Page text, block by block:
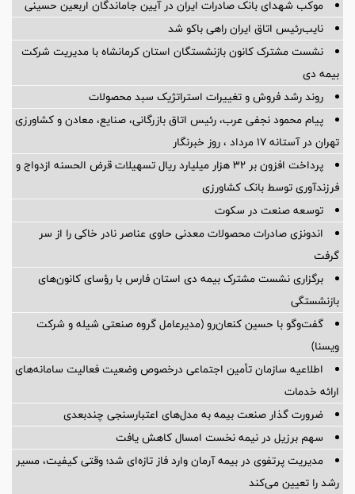
موکب شهدای بانک صادرات ایران در آیین جاماندگان اربعین حسینی
نایب‌رئیس اتاق ایران راهی باکو شد
نشست مشترک کانون بازنشستگان استان کرمانشاه با مدیریت شرکت
بیمه دی
روند رشد فروش و تغییرات استراتژیک سبد محصولات
پیام محمود نجفی عرب، رئیس اتاق بازرگانی، صنایع، معادن و کشاورزی
تهران در آستانه 17 مرداد ، روز خبرنگار
پرداخت افزون بر 32 هزار میلیارد ریال تسهیلات قرض الحسنه ازدواج و
فرزندآوری توسط بانک کشاورزی
توسعه صنعت در سکوت
اندونزی صادرات محصولات معدنی حاوی عناصر نادر خاکی را از سر
گرفت
برگزاری نشست مشترک بیمه دی استان فارس با رؤسای کانون‌های
بازنشستگی
گفت‌وگو با حسین كنعان‌رو (مدیرعامل گروه صنعتی شیله و شركت
ویسنا)
اطلاعیه سازمان تأمین اجتماعی درخصوص وضعیت فعالیت سامانه‌های
ارائه خدمات
ضرورت گذار صنعت بیمه به مدل‌های اعتبارسنجی چندبعدی
سهم برزیل در نیمه نخست امسال کاهش یافت
مدیریت پرتفوی در بیمه آرمان وارد فاز تازه‌ای شد؛ وقتی کیفیت، مسیر
رشد را تعیین می‌کند